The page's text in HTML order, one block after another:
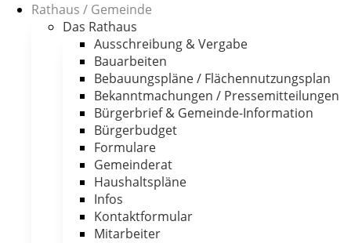
Rathaus / Gemeinde
Das Rathaus
Ausschreibung & Vergabe
Bauarbeiten
Bebauungspläne / Flächennutzungsplan
Bekanntmachungen / Pressemitteilungen
Bürgerbrief & Gemeinde-Information
Bürgerbudget
Formulare
Gemeinderat
Haushaltspläne
Infos
Kontaktformular
Mitarbeiter